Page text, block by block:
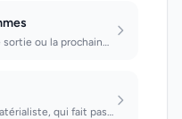
Que l'on voit : la prochaine sortie ou la prochaine visite auront une importance...
Indice d'un état d'esprit matérialiste, qui fait passer les avantages avant les...